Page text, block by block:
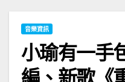
音樂資訊
小瑜有一手